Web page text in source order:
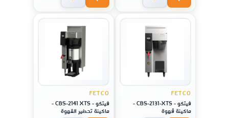
FETCO
فيتكو - CBS-2131-XTS -
ماكينة قهوة
FETCO
فيتكو - CBS-2141 XTS -
ماكينة تحضير القهوة